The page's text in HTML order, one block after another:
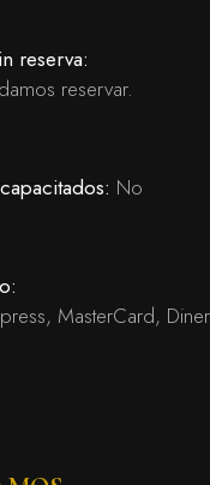
reserva:
reservar.
No
MasterCard,